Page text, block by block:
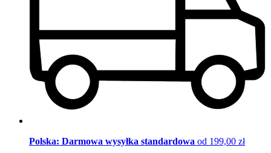
Polska: Darmowa wysyłka standardowa od 199,00 zł